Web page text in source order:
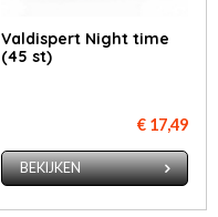
Valdispert Night time
(45 st)
€ 17,49
BEKIJKEN